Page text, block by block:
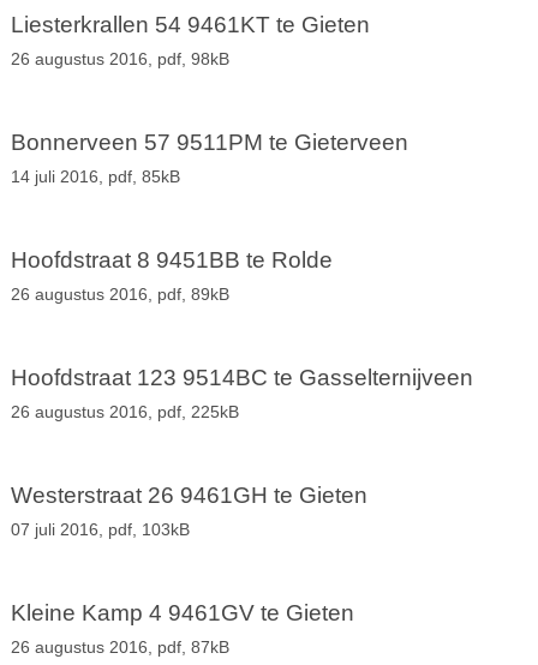
Liesterkrallen 54 9461KT te Gieten
26 augustus 2016, pdf, 98kB
Bonnerveen 57 9511PM te Gieterveen
14 juli 2016, pdf, 85kB
Hoofdstraat 8 9451BB te Rolde
26 augustus 2016, pdf, 89kB
Hoofdstraat 123 9514BC te Gasselternijveen
26 augustus 2016, pdf, 225kB
Westerstraat 26 9461GH te Gieten
07 juli 2016, pdf, 103kB
Kleine Kamp 4 9461GV te Gieten
26 augustus 2016, pdf, 87kB